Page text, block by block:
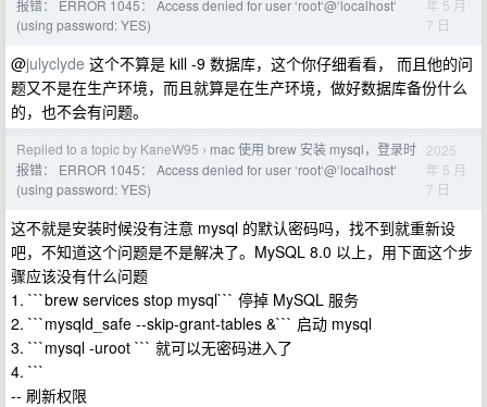
报错： ERROR 1045： Access denied for user ‘root‘@‘localhost‘
(using password: YES)
年 5 月
7 日
@julyclyde 这个不算是 kill -9 数据库，这个你仔细看看， 而且他的问
题又不是在生产环境，而且就算是在生产环境，做好数据库备份什么
的，也不会有问题。
Replied to a topic by KaneW95 › mac 使用 brew 安装 mysql，登录时
报错： ERROR 1045： Access denied for user ‘root‘@‘localhost‘
(using password: YES)
2025
年 5 月
7 日
这不就是安装时候没有注意 mysql 的默认密码吗，找不到就重新设
吧，不知道这个问题是不是解决了。MySQL 8.0 以上，用下面这个步
骤应该没有什么问题
1. ```brew services stop mysql``` 停掉 MySQL 服务
2. ```mysqld_safe --skip-grant-tables &``` 启动 mysql
3. ```mysql -uroot ``` 就可以无密码进入了
4. ```
-- 刷新权限